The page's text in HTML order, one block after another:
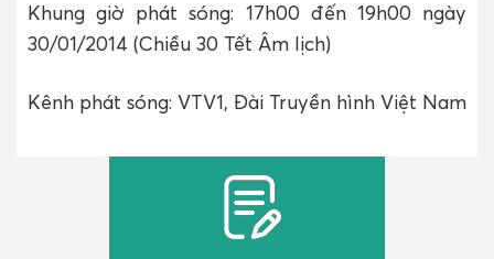
Khung giờ phát sóng: 17h00 đến 19h00 ngày
30/01/2014 (Chiều 30 Tết Âm lịch)
Kênh phát sóng: VTV1, Đài Truyền hình Việt Nam